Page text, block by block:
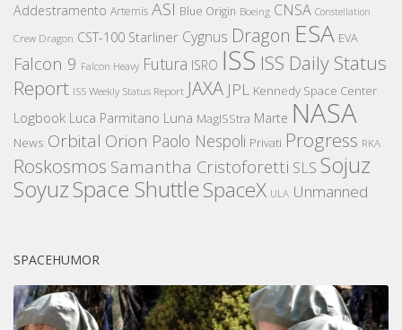
Addestramento Artemis ASI Blue Origin Boeing CNSA Constellation
Crew Dragon CST-100 Starliner Cygnus Dragon ESA EVA
Falcon 9 Falcon Heavy Futura ISRO ISS ISS Daily Status
Report ISS Weekly Status Report JAXA JPL Kennedy Space Center
Logbook Luca Parmitano Luna MagISStra Marte NASA
News Orbital Orion Paolo Nespoli Privati Progress RKA
Roskosmos Samantha Cristoforetti SLS Sojuz
SoyuzSpace ShuttleSpaceX ULA Unmanned
SPACEHUMOR